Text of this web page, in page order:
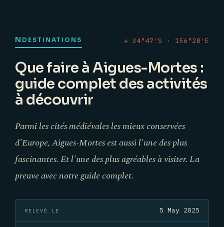
N DESTINATIONS ✛ 34°47′S · 156°28′E
Que faire à Aigues-Mortes :
guide complet des activités
à découvrir
Parmi les cités médiévales les mieux conservées
d'Europe, Aigues-Mortes est aussi l'une des plus
fascinantes. Et l'une des plus agréables à visiter. La
preuve avec notre guide complet.
RELEVÉ LE 5 May 2025